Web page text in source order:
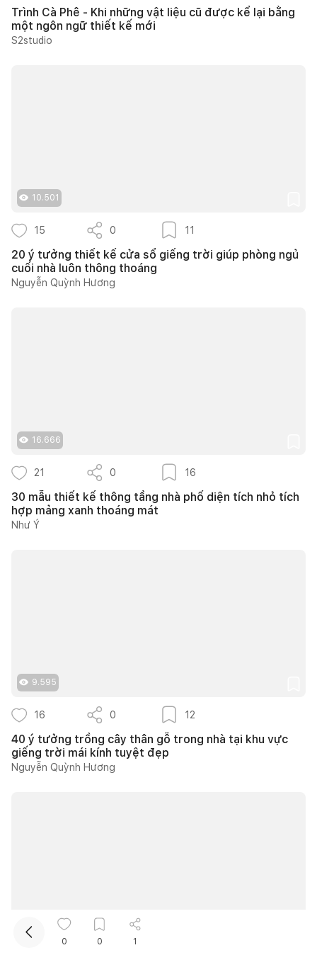
Trình Cà Phê - Khi những vật liệu cũ được kể lại bằng
một ngôn ngữ thiết kế mới
S2studio
10.501
15 0 11
20 ý tưởng thiết kế cửa sổ giếng trời giúp phòng ngủ
cuối nhà luôn thông thoáng
Nguyễn Quỳnh Hương
16.666
21 0 16
30 mẫu thiết kế thông tầng nhà phố diện tích nhỏ tích
hợp mảng xanh thoáng mát
Như Ý
9.595
16 0 12
40 ý tưởng trồng cây thân gỗ trong nhà tại khu vực
giếng trời mái kính tuyệt đẹp
Nguyễn Quỳnh Hương
0 0 1